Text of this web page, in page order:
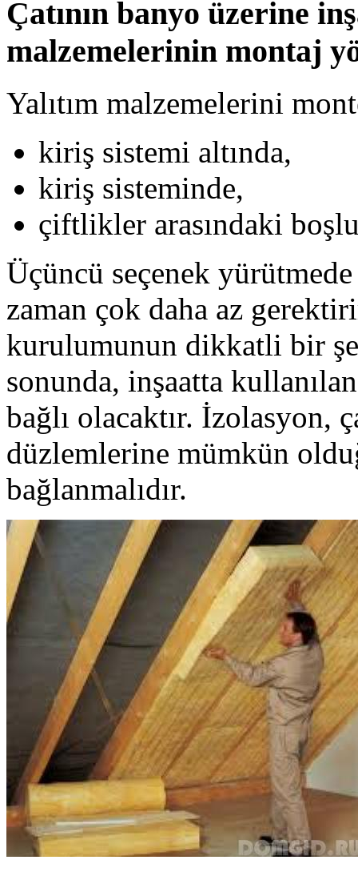
Çatının banyo üzerine
malzemelerinin montaj
Yalıtım malzemelerini
kiriş sistemi altında,
kiriş sisteminde,
çiftlikler arasındaki
Üçüncü seçenek
zaman çok daha az
kurulumunun dikkatli bir
sonunda, inşaatta
bağlı olacaktır. İzolasyon,
düzlemlerine mümkün
bağlanmalıdır.